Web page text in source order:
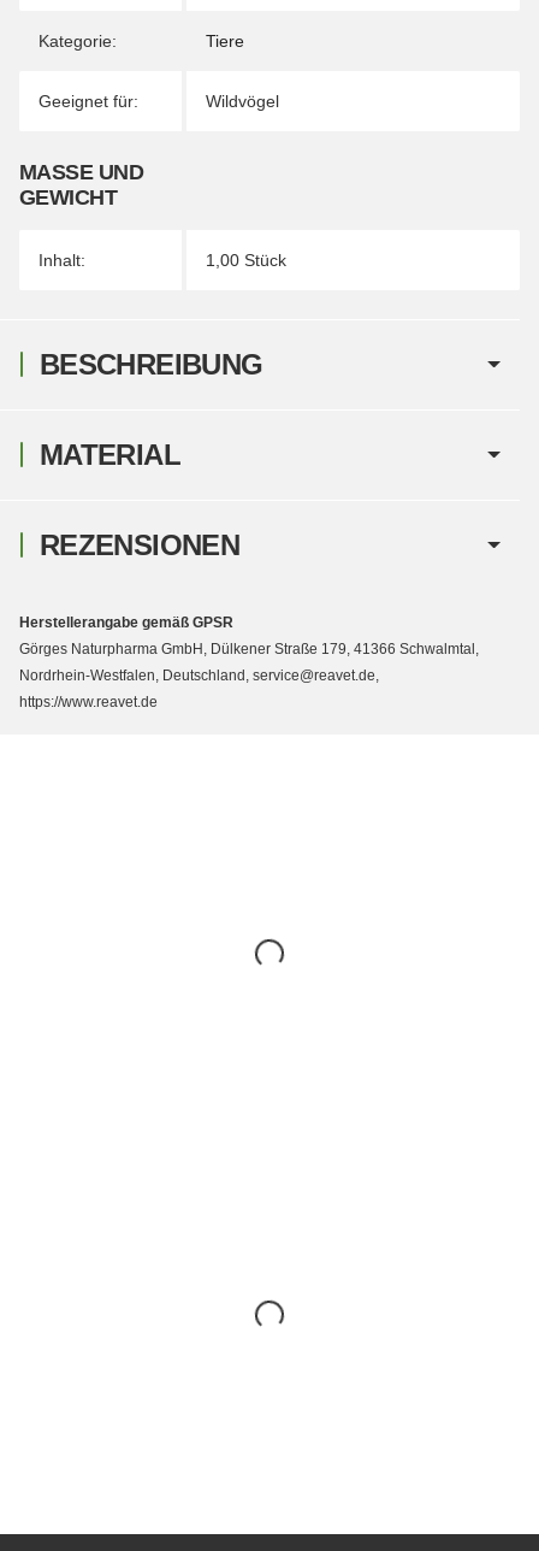
Kategorie: Tiere
Geeignet für: Wildvögel
MASSE UND G
EWICHT
Inhalt: 1,00 Stück
BESCHREIBUNG
MATERIAL
REZENSIONEN
Herstellerangabe gemäß GPSR
Görges Naturpharma GmbH, Dülkener Straße 179, 41366 Schwalmtal,
Nordrhein-Westfalen, Deutschland, service@reavet.de,
https://www.reavet.de